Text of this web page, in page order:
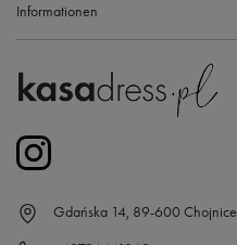
Informationen
Gdańska 14, 89-600 Chojnice